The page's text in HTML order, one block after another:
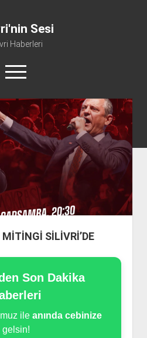
Sesi
Haberleri
m
e
ü
y
ü
a
ç
silivri@silivrininsesi1.com whatsapp
Gündem
Haber
Spor
ve İletişim
SİLİVRİ’DE
Son Dakika
ile anında cebinize
gelsin!